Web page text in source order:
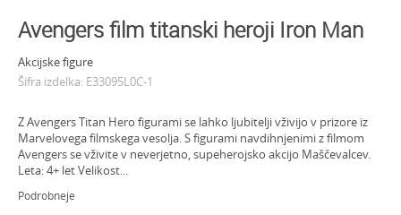
Avengers film titanski heroji Iron Man
Akcijske figure
Šifra izdelka: E33095L0C-1
Z Avengers Titan Hero figurami se lahko ljubitelji vživijo v prizore iz
Marvelovega filmskega vesolja. S figurami navdihnjenimi z filmom
Avengers se vživite v neverjetno, supeherojsko akcijo Maščevalcev.
Leta: 4+ let Velikost...
Podrobneje